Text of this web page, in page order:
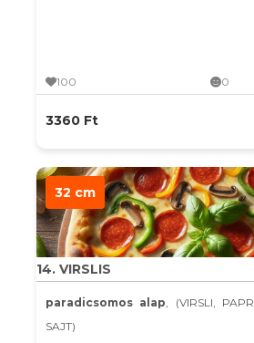
100 0
3360 Ft
32 cm
14. VIRSLIS
paradicsomos alap, (VIRSLI,
SAJT)